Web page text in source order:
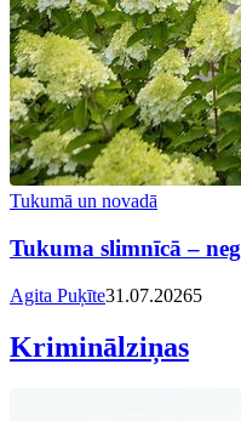
Tukumā un novadā
Tukuma slimnīcā –
Agita Puķīte31.07.20265
Kriminālziņas